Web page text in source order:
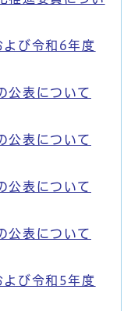
び令和6年度
公表について
公表について
公表について
公表について
び令和5年度